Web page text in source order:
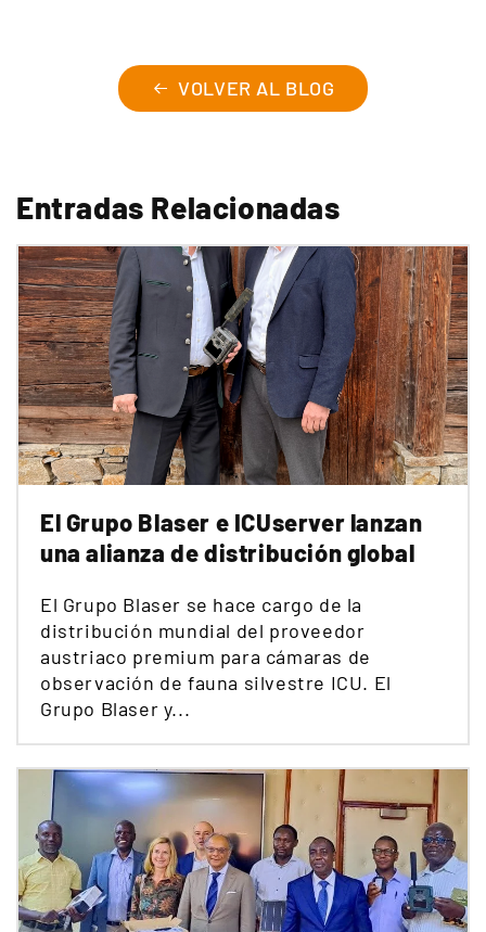
VOLVER AL BLOG
Entradas Relacionadas
El Grupo Blaser e ICUserver lanzan
una alianza de distribución global
El Grupo Blaser se hace cargo de la
distribución mundial del proveedor
austriaco premium para cámaras de
observación de fauna silvestre ICU. El
Grupo Blaser y...